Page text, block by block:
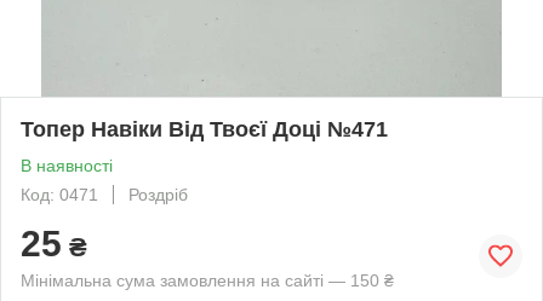
Топер Навіки Від Твоєї Доці №471
В наявності
Код: 0471
Роздріб
25 ₴
Мінімальна сума замовлення на сайті — 150 ₴